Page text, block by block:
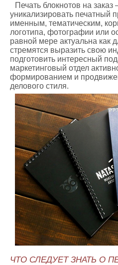
Печать блокнотов на заказ
уникализировать печатный
именным, тематическим,
логотипа, фотографии или
равной мере актуальна как
стремятся выразить свою
подготовить интересный
маркетинговый отдел
формированием и
делового стиля.
ЧТО СЛЕДУЕТ ЗНАТЬ О